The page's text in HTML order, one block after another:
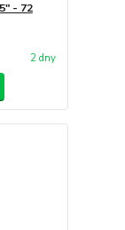
- 72
2 dny